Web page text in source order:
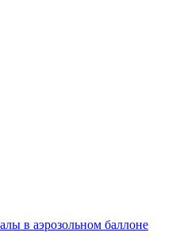
в аэрозольном баллоне